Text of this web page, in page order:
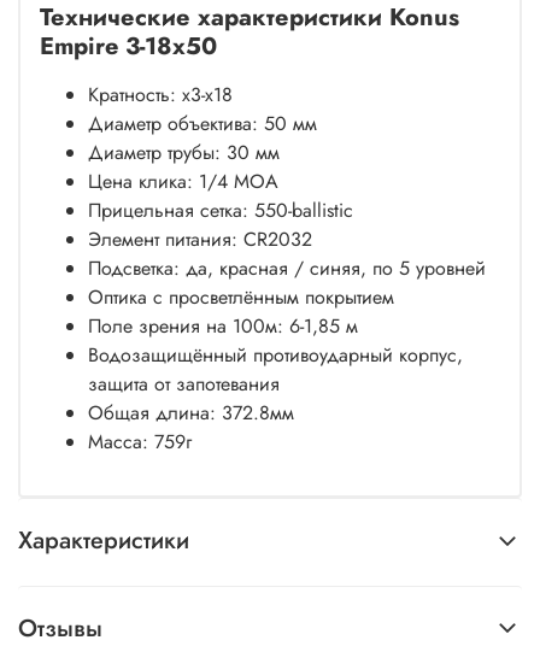
Технические характеристики Konus
Empire 3-18x50
Кратность: x3-x18
Диаметр объектива: 50 мм
Диаметр трубы: 30 мм
Цена клика: 1/4 MOA
Прицельная сетка: 550-ballistic
Элемент питания: CR2032
Подсветка: да, красная / синяя, по 5 уровней
Оптика с просветлённым покрытием
Поле зрения на 100м: 6-1,85 м
Водозащищённый противоударный корпус,
защита от запотевания
Общая длина: 372.8мм
Масса: 759г
Характеристики
Отзывы